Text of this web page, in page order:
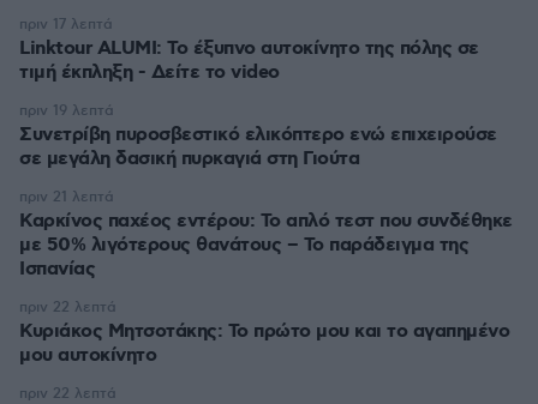
Linktour ALUMI: Το έξυπνο αυτοκίνητο της πόλης σε
τιμή έκπληξη - Δείτε το video
πριν 17 λεπτά
Συνετρίβη πυροσβεστικό ελικόπτερο ενώ επιχειρούσε
σε μεγάλη δασική πυρκαγιά στη Γιούτα
πριν 19 λεπτά
Καρκίνος παχέος εντέρου: Το απλό τεστ που συνδέθηκε
με 50% λιγότερους θανάτους – Το παράδειγμα της
Ισπανίας
πριν 21 λεπτά
Κυριάκος Μητσοτάκης: Το πρώτο μου και το αγαπημένο
μου αυτοκίνητο
πριν 22 λεπτά
πριν 22 λεπτά